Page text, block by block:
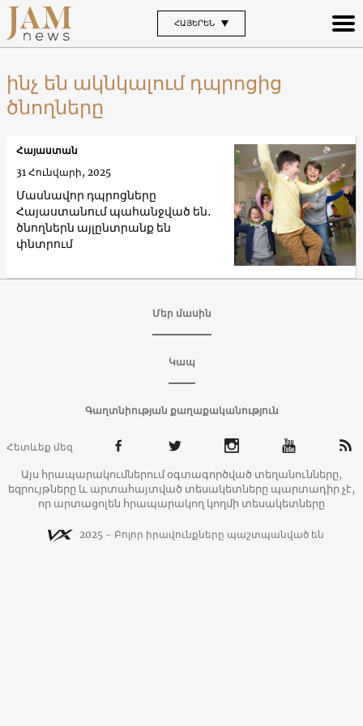
ՀԱՅԵՐԵՆ
ինչ են ակնկալում դպրոցից
ծնողները
Մասնավոր դպրոցները
Հայաստանում պահանջված են․
ծնողներն այլընտրանք են
փնտրում
Հայաստան
31 Հունվարի, 2025
Մեր մասին
Կապ
Գաղտնիության քաղաքականություն
Հետևեք մեզ
Այս հրապարակումներում օգտագործված տեղանունները,
եզրույթները և արտահայտված տեսակետները պարտադիր չէ,
որ արտացոլեն հրապարակող կողմի տեսակետները
2025 - Բոլոր իրավունքները պաշտպանված են